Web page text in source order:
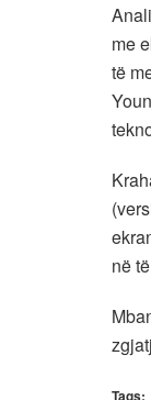
me
të
në
Tags: